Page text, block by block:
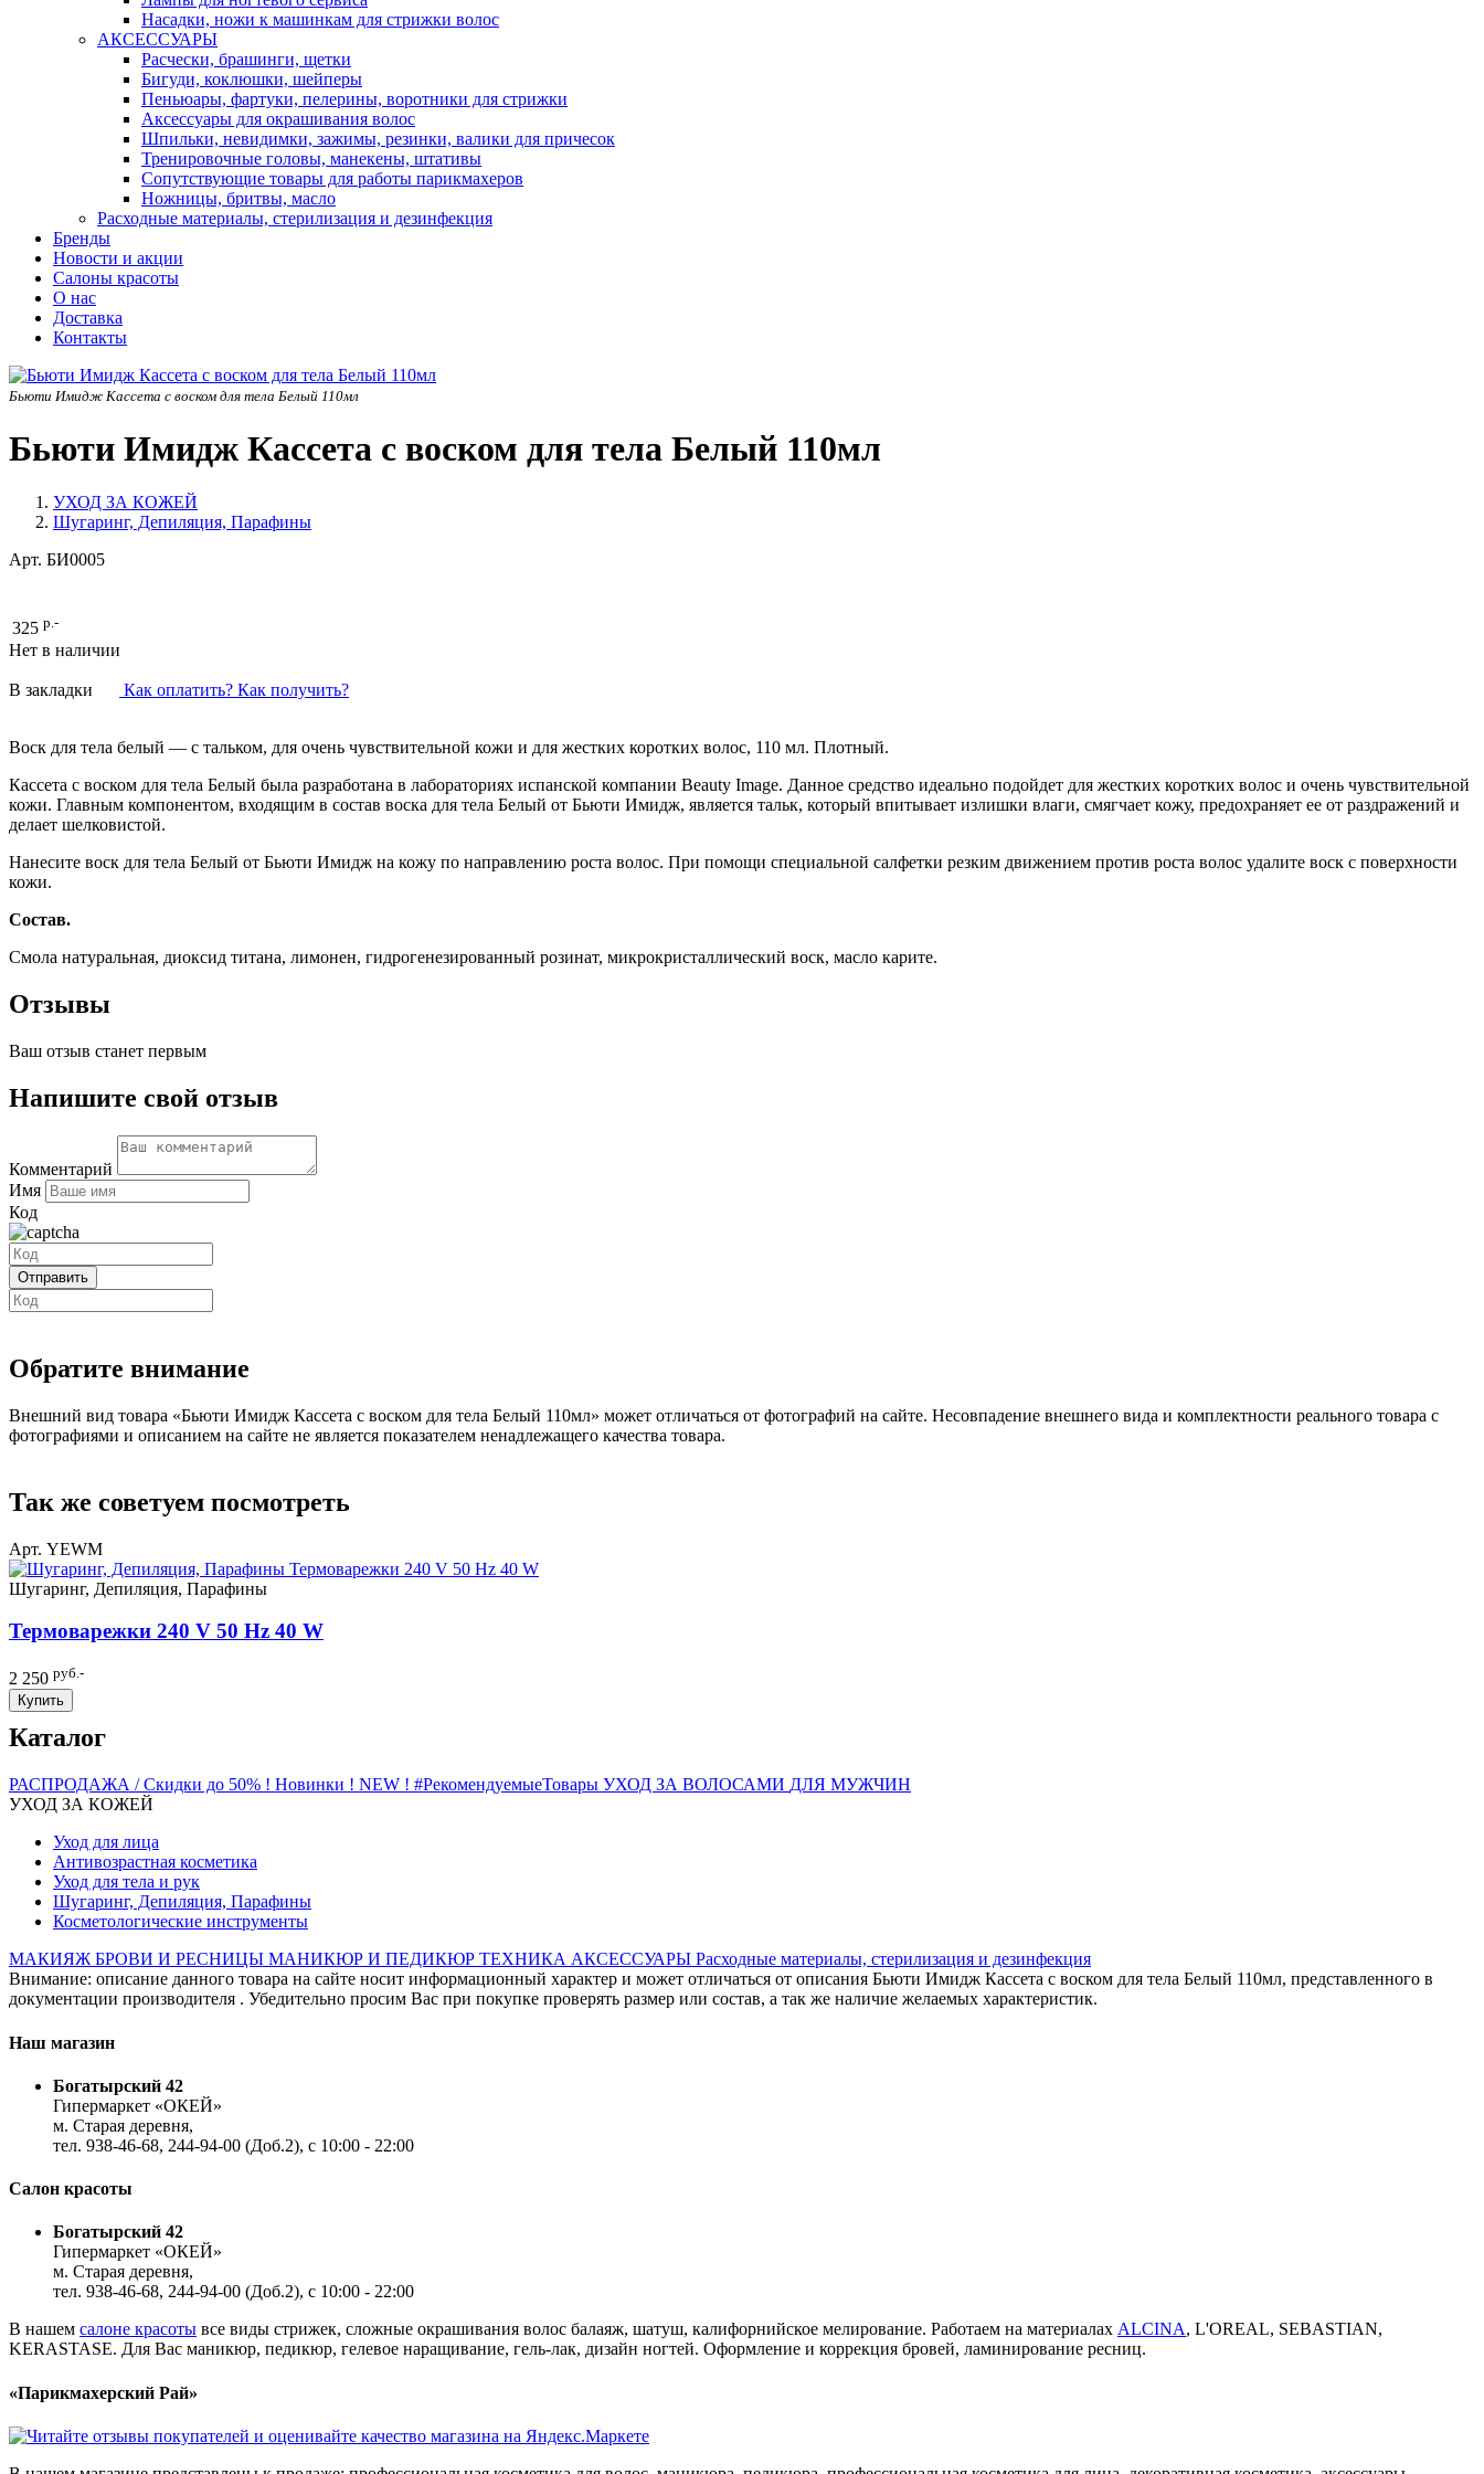
Насадки, ножи к машинкам для стрижки волос
АКСЕССУАРЫ
Расчески, брашинги, щетки
Бигуди, коклюшки, шейперы
Пеньюары, фартуки, пелерины, воротники для стрижки
Аксессуары для окрашивания волос
Шпильки, невидимки, зажимы, резинки, валики для причесок
Тренировочные головы, манекены, штативы
Сопутствующие товары для работы парикмахеров
Ножницы, бритвы, масло
Расходные материалы, стерилизация и дезинфекция
Бренды
Новости и акции
Салоны красоты
О нас
Доставка
Контакты
Бьюти Имидж Кассета с воском для тела Белый 110мл
Бьюти Имидж Кассета с воском для тела Белый 110мл
УХОД ЗА КОЖЕЙ
Шугаринг, Депиляция, Парафины
Арт. БИ0005
325 р.-
Нет в наличии
В закладки Как оплатить? Как получить?
Воск для тела белый — с тальком, для очень чувствительной кожи и для жестких коротких волос, 110 мл. Плотный.
Кассета с воском для тела Белый была разработана в лабораториях испанской компании Beauty Image. Данное средство идеально подойдет для жестких коротких волос и очень чувствительной
кожи. Главным компонентом, входящим в состав воска для тела Белый от Бьюти Имидж, является тальк, который впитывает излишки влаги, смягчает кожу, предохраняет ее от раздражений и
делает шелковистой.
Нанесите воск для тела Белый от Бьюти Имидж на кожу по направлению роста волос. При помощи специальной салфетки резким движением против роста волос удалите воск с поверхности
кожи.
Состав.
Смола натуральная, диоксид титана, лимонен, гидрогенезированный розинат, микрокристаллический воск, масло карите.
Отзывы
Ваш отзыв станет первым
Напишите свой отзыв
Комментарий
Имя
Код
Обратите внимание
Внешний вид товара «Бьюти Имидж Кассета с воском для тела Белый 110мл» может отличаться от фотографий на сайте. Несовпадение внешнего вида и комплектности реального товара с
фотографиями и описанием на сайте не является показателем ненадлежащего качества товара.
Так же советуем посмотреть
Арт. YEWM
Шугаринг, Депиляция, Парафины
Термоварежки 240 V 50 Hz 40 W
2 250 руб.-
Купить
Каталог
РАСПРОДАЖА / Скидки до 50% ! Новинки ! NEW ! #РекомендуемыеТовары УХОД ЗА ВОЛОСАМИ ДЛЯ МУЖЧИН
УХОД ЗА КОЖЕЙ
Уход для лица
Антивозрастная косметика
Уход для тела и рук
Шугаринг, Депиляция, Парафины
Косметологические инструменты
МАКИЯЖБРОВИ И РЕСНИЦЫ МАНИКЮР И ПЕДИКЮР ТЕХНИКА АКСЕССУАРЫ Расходные материалы, стерилизация и дезинфекция
Внимание: описание данного товара на сайте носит информационный характер и может отличаться от описания Бьюти Имидж Кассета с воском для тела Белый 110мл, представленного в
документации производителя . Убедительно просим Вас при покупке проверять размер или состав, а так же наличие желаемых характеристик.
Наш магазин
Богатырский 42
Гипермаркет «ОКЕЙ»
м. Старая деревня,
тел. 938-46-68, 244-94-00 (Доб.2), c 10:00 - 22:00
Салон красоты
Богатырский 42
Гипермаркет «ОКЕЙ»
м. Старая деревня,
тел. 938-46-68, 244-94-00 (Доб.2), c 10:00 - 22:00
В нашем салоне красоты все виды стрижек, сложные окрашивания волос балаяж, шатуш, калифорнийское мелирование. Работаем на материалах ALCINA, L'OREAL, SEBASTIAN,
KERASTASE. Для Вас маникюр, педикюр, гелевое наращивание, гель-лак, дизайн ногтей. Оформление и коррекция бровей, ламинирование ресниц.
«Парикмахерский Рай»